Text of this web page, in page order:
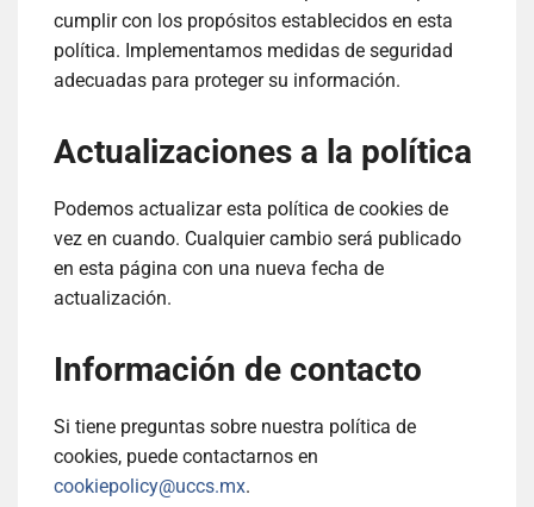
cumplir con los propósitos establecidos en esta
política. Implementamos medidas de seguridad
adecuadas para proteger su información.
Actualizaciones a la política
Podemos actualizar esta política de cookies de
vez en cuando. Cualquier cambio será publicado
en esta página con una nueva fecha de
actualización.
Información de contacto
Si tiene preguntas sobre nuestra política de
cookies, puede contactarnos en
cookiepolicy@uccs.mx.